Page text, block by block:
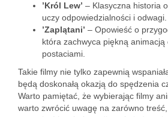
’Król Lew’ – Klasyczna historia
uczy odpowiedzialności i odwagi.
’Zaplątani’ – Opowieść o
która zachwyca piękną animacją
postaciami.
Takie filmy nie tylko zapewnią
będą doskonałą okazją do spędzenia
Warto pamiętać, że wybierając filmy
warto zwrócić uwagę na zarówno